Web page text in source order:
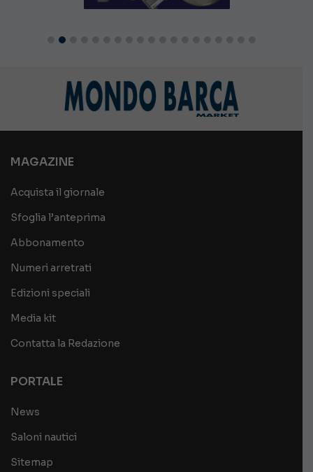
MAGAZINE
Acquista il giornale
Sfoglia l’anteprima
Abbonamento
Numeri arretrati
Edizioni speciali
Media kit
Contatta la Redazione
PORTALE
News
Saloni nautici
Sitemap